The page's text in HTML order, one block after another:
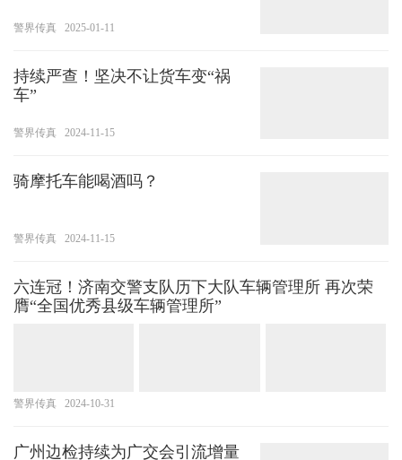
警界传真 2025-01-11
持续严查！坚决不让货车变“祸
车”
警界传真 2024-11-15
骑摩托车能喝酒吗？
警界传真 2024-11-15
六连冠！济南交警支队历下大队车辆管理所 再次荣
膺“全国优秀县级车辆管理所”
警界传真 2024-10-31
广州边检持续为广交会引流增量